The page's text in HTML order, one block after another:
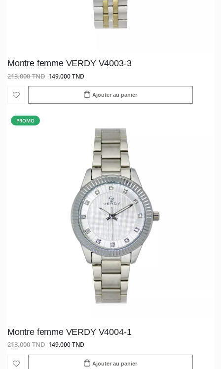
Montre femme VERDY V4003-3
213.000 TND 149.000 TND
Ajouter au panier
PROMO
Montre femme VERDY V4004-1
213.000 TND 149.000 TND
Ajouter au panier